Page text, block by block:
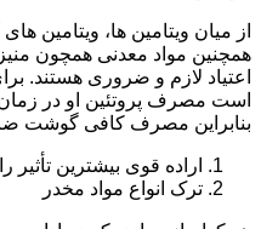
همچنین مواد معدنی همچون
اعتیاد لازم و ضروری هستند.
است مصرف پروتئین او در
بنابراین مصرف کافی گوشت
اراده قوی بیشترین تأثیر
ترک انواع مواد مخدر